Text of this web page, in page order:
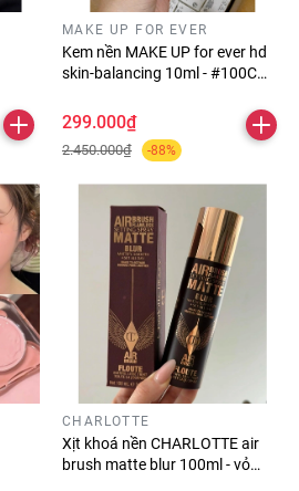
MAKE UP FOR EVER
Kem nền MAKE UP for ever hd
skin-balancing 10ml - #100C
299.000₫
2.450.000₫ -88%
CHARLOTTE
Xịt khoá nền CHARLOTTE air
brush matte blur 100ml - vỏ